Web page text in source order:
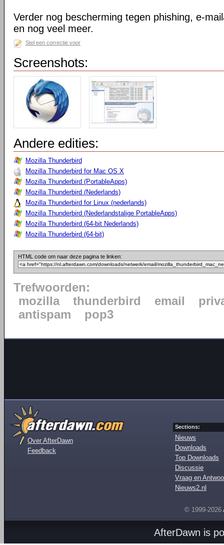
Verder nog bescherming tegen phishing, e-
en nog veel meer.
Stel een correctie voor
Screenshots:
Andere edities:
Mozilla Thunderbird
Mozilla Thunderbird for Mac OS X
Mozilla Thunderbird (PortableApps)
Mozilla Thunderbird (Nederlands)
Mozilla Thunderbird for Linux (nederlands)
Mozilla Thunderbird (Nederlandstalige PortableApps)
Mozilla Thunderbird (64-bit Nederlands)
Mozilla Thunderbird (64-bit)
HTML code om naar deze pagina te linken:
Trefwoorden:
mozilla
thunderbird email
antispam
pop3
Over AfterDawn
Feedback
Sections:
Nieuws
Downloads
Top Downloads
Discussie
Vraag en
Nieuws2.nl
© 1999-2026
AfterDawn is